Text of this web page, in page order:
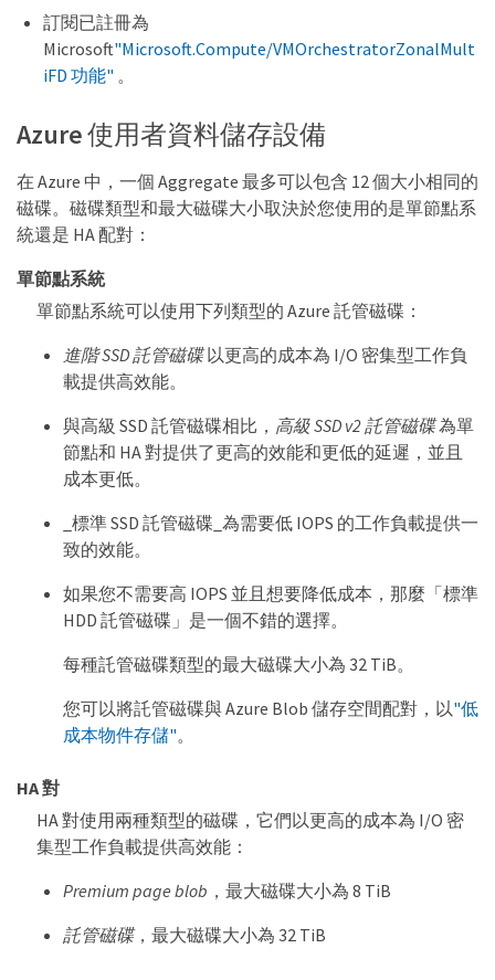
訂閱已註冊為
Microsoft"Microsoft.Compute/VMOrchestratorZonalMult
iFD 功能" 。
Azure 使用者資料儲存設備
在 Azure 中，一個 Aggregate 最多可以包含 12 個大小相同的
磁碟。磁碟類型和最大磁碟大小取決於您使用的是單節點系
統還是 HA 配對：
單節點系統
單節點系統可以使用下列類型的 Azure 託管磁碟：
進階 SSD 託管磁碟以更高的成本為 I/O 密集型工作負
載提供高效能。
與高級 SSD 託管磁碟相比， 高級 SSD v2 託管磁碟為單
節點和 HA 對提供了更高的效能和更低的延遲，並且
成本更低。
_標準 SSD 託管磁碟_為需要低 IOPS 的工作負載提供一
致的效能。
如果您不需要高 IOPS 並且想要降低成本，那麼「標準
HDD 託管磁碟」是一個不錯的選擇。
每種託管磁碟類型的最大磁碟大小為 32 TiB。
您可以將託管磁碟與 Azure Blob 儲存空間配對，以"低
成本物件存儲"。
HA 對
HA 對使用兩種類型的磁碟，它們以更高的成本為 I/O 密
集型工作負載提供高效能：
Premium page blob ，最大磁碟大小為 8 TiB
託管磁碟，最大磁碟大小為 32 TiB